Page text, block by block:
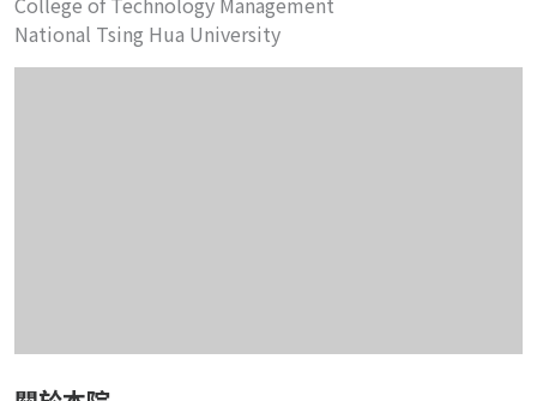
National Tsing Hua University